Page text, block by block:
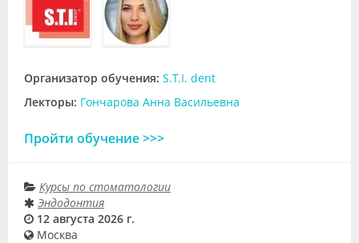
Организатор обучения: S.T.I. dent
Лекторы: Гончарова Анна Васильевна
Пройти обучение >>>
Курсы по стоматологии
Эндодонтия
12 августа 2026 г.
Москва